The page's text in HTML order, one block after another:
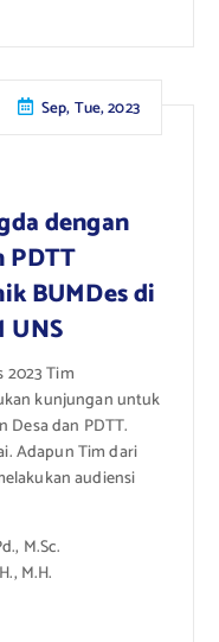
Sep, Tue, 2023
dengan
PDTT
BUMDes di
UNS
2023 Tim
kunjungan untuk
Desa dan PDTT.
Adapun Tim dari
audiensi
M.Sc.
M.H.